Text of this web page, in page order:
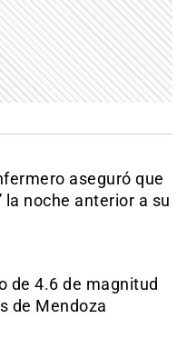
aseguró que
la noche anterior a su
de 4.6 de magnitud
de Mendoza